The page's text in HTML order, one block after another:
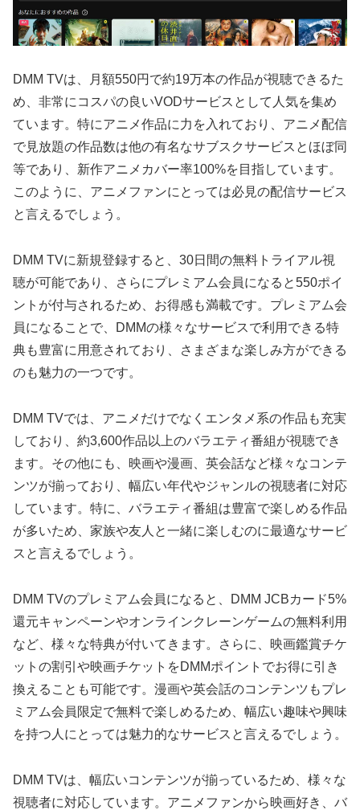
DMM TVは、月額550円で約19万本の作品が視聴できるた
め、非常にコスパの良いVODサービスとして人気を集め
ています。特にアニメ作品に力を入れており、アニメ配信
で見放題の作品数は他の有名なサブスクサービスとほぼ同
等であり、新作アニメカバー率100%を目指しています。
このように、アニメファンにとっては必見の配信サービス
と言えるでしょう。
DMM TVに新規登録すると、30日間の無料トライアル視
聴が可能であり、さらにプレミアム会員になると550ポイ
ントが付与されるため、お得感も満載です。プレミアム会
員になることで、DMMの様々なサービスで利用できる特
典も豊富に用意されており、さまざまな楽しみ方ができる
のも魅力の一つです。
DMM TVでは、アニメだけでなくエンタメ系の作品も充実
しており、約3,600作品以上のバラエティ番組が視聴でき
ます。その他にも、映画や漫画、英会話など様々なコンテ
ンツが揃っており、幅広い年代やジャンルの視聴者に対応
しています。特に、バラエティ番組は豊富で楽しめる作品
が多いため、家族や友人と一緒に楽しむのに最適なサービ
スと言えるでしょう。
DMM TVのプレミアム会員になると、DMM JCBカード5%
還元キャンペーンやオンラインクレーンゲームの無料利用
など、様々な特典が付いてきます。さらに、映画鑑賞チケ
ットの割引や映画チケットをDMMポイントでお得に引き
換えることも可能です。漫画や英会話のコンテンツもプレ
ミアム会員限定で無料で楽しめるため、幅広い趣味や興味
を持つ人にとっては魅力的なサービスと言えるでしょう。
DMM TVは、幅広いコンテンツが揃っているため、様々な
視聴者に対応しています。アニメファンから映画好き、バ